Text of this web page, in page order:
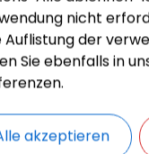
Bitte
nicht
Auflistung der
Sie ebenfalls in
akzeptieren